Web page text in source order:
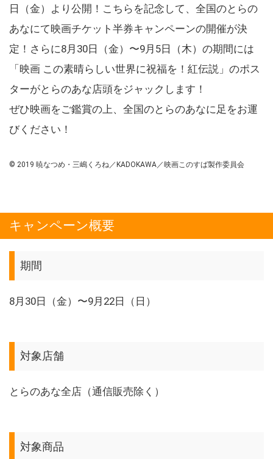
日（金）より公開！こちらを記念して、全国のとらの
あなにて映画チケット半券キャンペーンの開催が決
定！さらに8月30日（金）〜9月5日（木）の期間には
「映画 この素晴らしい世界に祝福を！紅伝説」のポス
ターがとらのあな店頭をジャックします！
ぜひ映画をご鑑賞の上、全国のとらのあなに足をお運
びください！
© 2019 暁なつめ・三嶋くろね／KADOKAWA／映画このすば製作委員会
キャンペーン概要
期間
8月30日（金）〜9月22日（日）
対象店舗
とらのあな全店（通信販売除く）
対象商品